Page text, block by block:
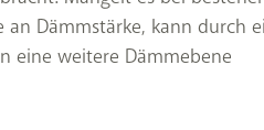
Dämmstärke, kann durch
eine weitere Dämmebene